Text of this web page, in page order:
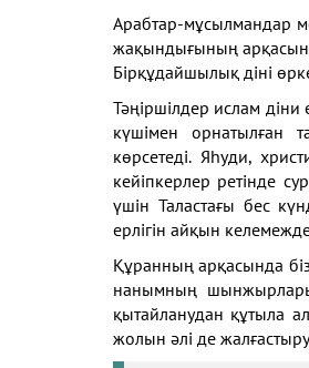
Арабтар-мұсылмандар
жақындығының
Бірқұдайшылық діні
Тәңіршілдер ислам
күшімен орнатылған
көрсетеді. Яһуди,
кейіпкерлер ретінде
үшін Таластағы бес
ерлігін айқын
Құранның арқасында
нанымның
қытайланудан құтыла
жолын әлі де